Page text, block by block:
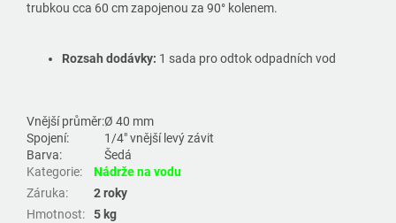
trubkou cca 60 cm zapojenou za 90° kolenem.
Rozsah dodávky: 1 sada pro odtok odpadních vod
Vnější průměr:Ø 40 mm
Spojení:
1/4" vnější levý závit
Barva:
Šedá
Kategorie:
Nádrže na vodu
Záruka:
2 roky
Hmotnost:
5 kg